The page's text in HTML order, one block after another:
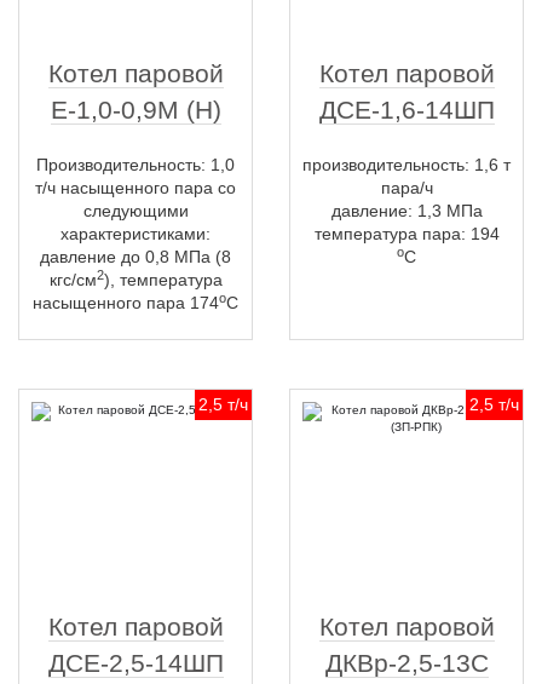
Котел паровой
Е-1,0-0,9М (Н)
Производительность: 1,0
т/ч насыщенного пара со
следующими
характеристиками:
давление до 0,8 МПа (8
кгс/см2), температура
насыщенного пара 174оС
Котел паровой
ДСЕ-1,6-14ШП
производительность: 1,6 т
пара/ч
давление: 1,3 МПа
температура пара: 194
оС
2,5 т/ч
Котел паровой
ДСЕ-2,5-14ШП
2,5 т/ч
Котел паровой
ДКВр-2,5-13С